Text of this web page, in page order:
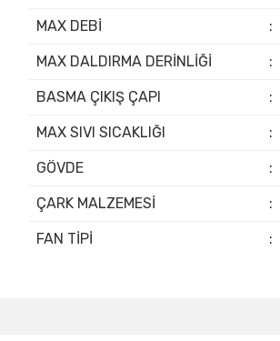
MAX DEBİ :
MAX DALDIRMA DERİNLİĞİ :
BASMA ÇIKIŞ ÇAPI :
MAX SIVI SICAKLIĞI :
GÖVDE :
ÇARK MALZEMESİ :
FAN TİPİ :